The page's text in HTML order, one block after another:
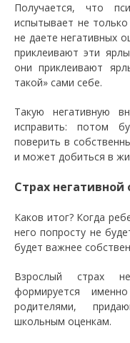
Получается, что
испытывает не
не даете негативных
приклеивают эти
они приклеивают
такой» сами себе.
Такую негативную
исправить: потом
поверить в
и может добиться в
Страх
Каков итог? Когда
него попросту не
будет важнее
Взрослый страх
формируется
родителями,
школьным оценкам.